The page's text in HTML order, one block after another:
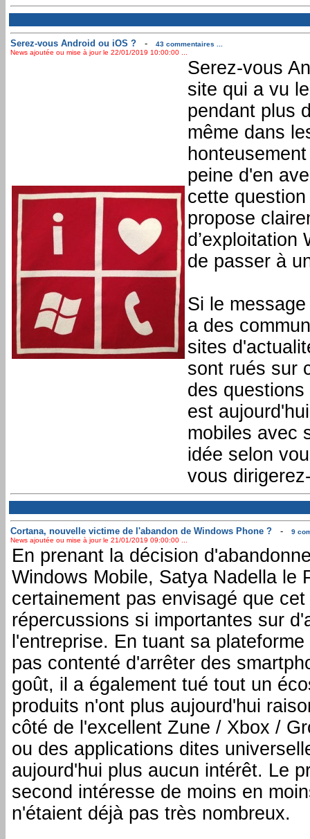
Serez-vous Android ou iOS ? -
43 commentaires ...
News ajoutée ou mise à jour le 22/01/2019 10:00:00 ...
Serez-vous
site qui a vu
pendant plus
même dans
peine d'en
cette
propose
d’exploitation
de passer à
Si le
a des
sites
sont rués sur
des
est
mobiles avec
idée selon
vous
Cortana, nouvelle victime de l'abandon de Windows Phone ? -
9
News ajoutée ou mise à jour le 21/01/2019 09:00:00 ...
En prenant la décision
Windows Mobile, Satya Nadella le
certainement pas envisagé que
répercussions si importantes sur
l'entreprise. En tuant sa
pas contenté d'arrêter des
goût, il a également tué tout un
produits n'ont plus aujourd'hui
côté de l'excellent Zune / Xbox /
ou des applications dites
aujourd'hui plus aucun intérêt. Le
second intéresse de moins en
n'étaient déjà pas très nombreux.